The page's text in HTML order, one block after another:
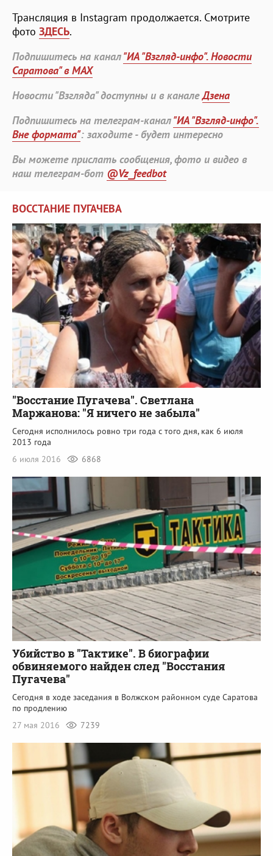
Трансляция в Instagram продолжается. Смотрите
фото ЗДЕСЬ.
Подпишитесь на канал"ИА "Взгляд-инфо". Новости
Саратова" в MAX
Новости "Взгляда" доступны и в каналеДзена
Подпишитесь на телеграм-канал"ИА "Взгляд-инфо".
Вне формата": заходите - будет интересно
Вы можете прислать сообщения, фото и видео в
наш телеграм-бот @Vz_feedbot
ВОССТАНИЕ ПУГАЧЕВА
"Восстание Пугачева". Светлана
Маржанова: "Я ничего не забыла"
Сегодня исполнилось ровно три года с того дня, как 6 июля
2013 года
6 июля 2016
6868
Убийство в "Тактике". В биографии
обвиняемого найден след "Восстания
Пугачева"
Сегодня в ходе заседания в Волжском районном суде Саратова
по продлению
27 мая 2016
7239